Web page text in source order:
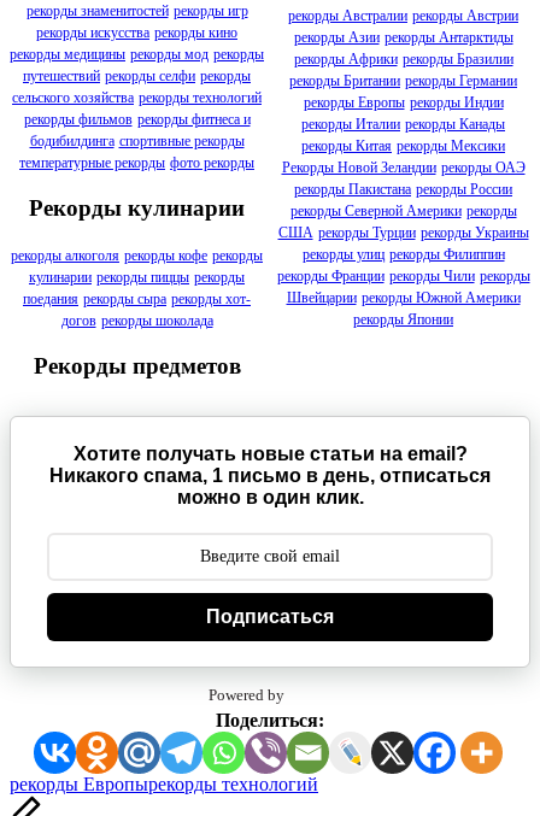
рекорды знаменитостей рекорды игр
рекорды искусства рекорды кино
рекорды медицины рекорды мод рекорды
путешествий рекорды селфи рекорды
сельского хозяйства рекорды технологий
рекорды фильмов рекорды фитнеса и
бодибилдинга спортивные рекорды
температурные рекорды фото рекорды
Рекорды кулинарии
рекорды алкоголя рекорды кофе рекорды
кулинарии рекорды пиццы рекорды
поедания рекорды сыра рекорды хот-
догов рекорды шоколада
Рекорды предметов
рекорды Австралии рекорды Австрии
рекорды Азии рекорды Антарктиды
рекорды Африки рекорды Бразилии
рекорды Британии рекорды Германии
рекорды Европы рекорды Индии
рекорды Италии рекорды Канады
рекорды Китая рекорды Мексики
Рекорды Новой Зеландии рекорды ОАЭ
рекорды Пакистана рекорды России
рекорды Северной Америки рекорды
США рекорды Турции рекорды Украины
рекорды улиц рекорды Филиппин
рекорды Франции рекорды Чили рекорды
Швейцарии рекорды Южной Америки
рекорды Японии
Хотите получать новые статьи на email?
Никакого спама, 1 письмо в день, отписаться
можно в один клик.
Подписаться
Powered by
Поделиться:
Метки:
рекорды Европырекорды технологий